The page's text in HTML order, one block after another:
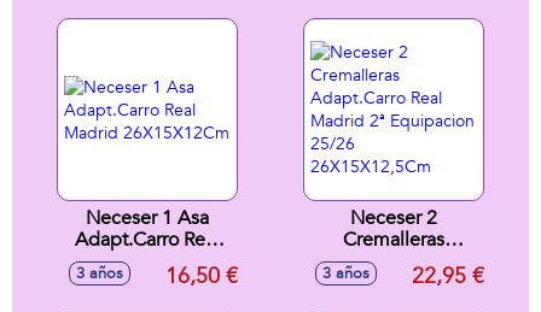
Neceser 1 Asa
Adapt.Carro Real
Madrid
26X15X12Cm
3 años 16,50 €
Neceser 2
Cremalleras
Adapt.Carro Real
Madrid 2ª
3 años 22,95 €